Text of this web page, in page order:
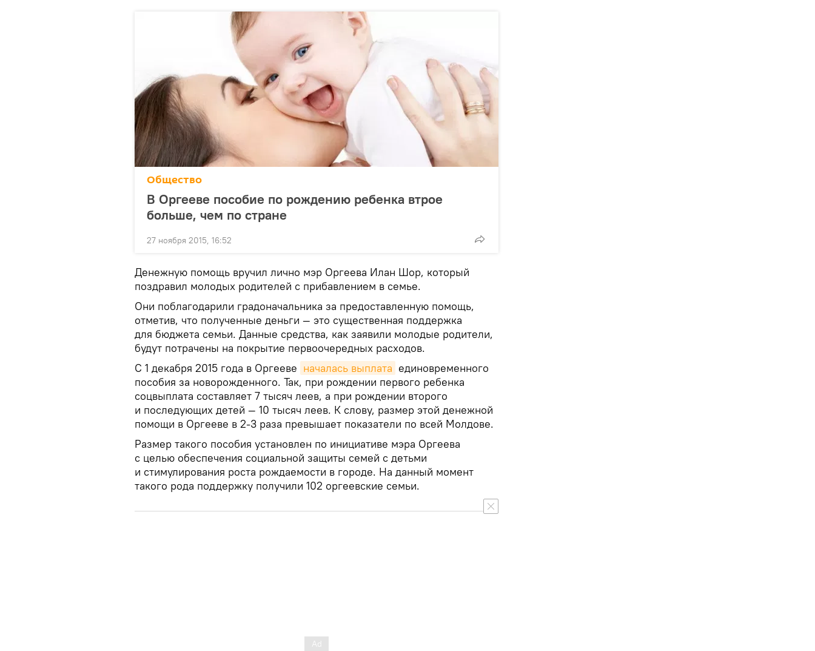
Общество
В Оргееве пособие по рождению ребенка втрое
больше, чем по стране
27 ноября 2015, 16:52
Денежную помощь вручил лично мэр Оргеева Илан Шор, который
поздравил молодых родителей с прибавлением в семье.
Они поблагодарили градоначальника за предоставленную помощь,
отметив, что полученные деньги — это существенная поддержка
для бюджета семьи. Данные средства, как заявили молодые родители,
будут потрачены на покрытие первоочередных расходов.
С 1 декабря 2015 года в Оргееве началась выплата единовременного
пособия за новорожденного. Так, при рождении первого ребенка
соцвыплата составляет 7 тысяч леев, а при рождении второго
и последующих детей — 10 тысяч леев. К слову, размер этой денежной
помощи в Оргееве в 2-3 раза превышает показатели по всей Молдове.
Размер такого пособия установлен по инициативе мэра Оргеева
с целью обеспечения социальной защиты семей с детьми
и стимулирования роста рождаемости в городе. На данный момент
такого рода поддержку получили 102 оргеевские семьи.